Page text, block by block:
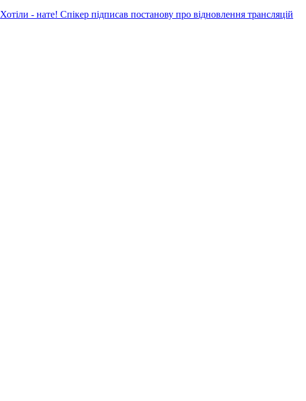
Хотіли - нате! Спікер підписав постанову про відновлення трансляцій